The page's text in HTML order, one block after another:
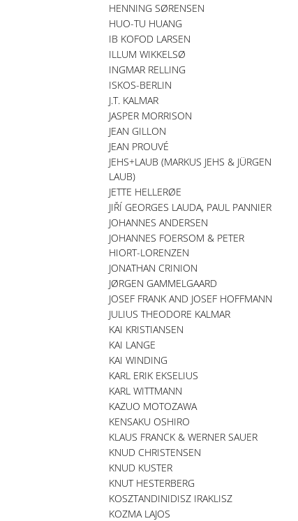
HENNING SØRENSEN
HUO-TU HUANG
IB KOFOD LARSEN
ILLUM WIKKELSØ
INGMAR RELLING
ISKOS-BERLIN
J.T. KALMAR
JASPER MORRISON
JEAN GILLON
JEAN PROUVÉ
JEHS+LAUB (MARKUS JEHS & JÜRGEN
LAUB)
JETTE HELLERØE
JIŘÍ GEORGES LAUDA, PAUL PANNIER
JOHANNES ANDERSEN
JOHANNES FOERSOM & PETER
HIORT-LORENZEN
JONATHAN CRINION
JØRGEN GAMMELGAARD
JOSEF FRANK AND JOSEF HOFFMANN
JULIUS THEODORE KALMAR
KAI KRISTIANSEN
KAI LANGE
KAI WINDING
KARL ERIK EKSELIUS
KARL WITTMANN
KAZUO MOTOZAWA
KENSAKU OSHIRO
KLAUS FRANCK & WERNER SAUER
KNUD CHRISTENSEN
KNUD KUSTER
KNUT HESTERBERG
KOSZTANDINIDISZ IRAKLISZ
KOZMA LAJOS